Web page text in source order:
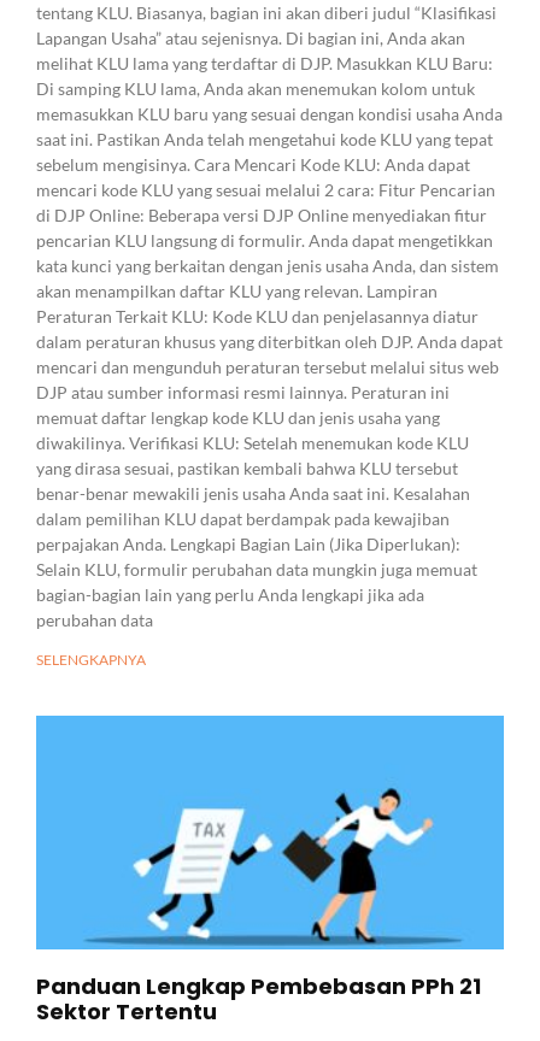
tentang KLU. Biasanya, bagian ini akan diberi judul “Klasifikasi
Lapangan Usaha” atau sejenisnya. Di bagian ini, Anda akan
melihat KLU lama yang terdaftar di DJP. Masukkan KLU Baru:
Di samping KLU lama, Anda akan menemukan kolom untuk
memasukkan KLU baru yang sesuai dengan kondisi usaha Anda
saat ini. Pastikan Anda telah mengetahui kode KLU yang tepat
sebelum mengisinya. Cara Mencari Kode KLU: Anda dapat
mencari kode KLU yang sesuai melalui 2 cara: Fitur Pencarian
di DJP Online: Beberapa versi DJP Online menyediakan fitur
pencarian KLU langsung di formulir. Anda dapat mengetikkan
kata kunci yang berkaitan dengan jenis usaha Anda, dan sistem
akan menampilkan daftar KLU yang relevan. Lampiran
Peraturan Terkait KLU: Kode KLU dan penjelasannya diatur
dalam peraturan khusus yang diterbitkan oleh DJP. Anda dapat
mencari dan mengunduh peraturan tersebut melalui situs web
DJP atau sumber informasi resmi lainnya. Peraturan ini
memuat daftar lengkap kode KLU dan jenis usaha yang
diwakilinya. Verifikasi KLU: Setelah menemukan kode KLU
yang dirasa sesuai, pastikan kembali bahwa KLU tersebut
benar-benar mewakili jenis usaha Anda saat ini. Kesalahan
dalam pemilihan KLU dapat berdampak pada kewajiban
perpajakan Anda. Lengkapi Bagian Lain (Jika Diperlukan):
Selain KLU, formulir perubahan data mungkin juga memuat
bagian-bagian lain yang perlu Anda lengkapi jika ada
perubahan data
SELENGKAPNYA
Panduan Lengkap Pembebasan PPh 21
Sektor Tertentu